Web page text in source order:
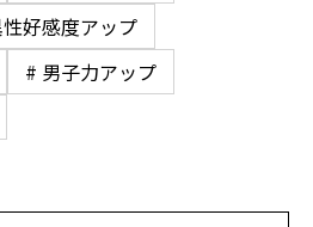
好感度アップ
# 男子力アップ